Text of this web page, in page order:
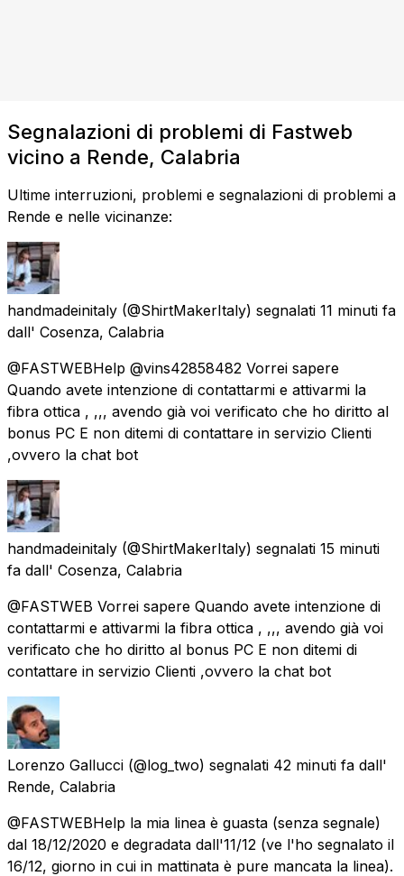
Segnalazioni di problemi di Fastweb
vicino a Rende, Calabria
Ultime interruzioni, problemi e segnalazioni di problemi a
Rende e nelle vicinanze:
handmadeinitaly (@ShirtMakerItaly) segnalati 11 minuti fa
dall' Cosenza, Calabria
@FASTWEBHelp @vins42858482 Vorrei sapere
Quando avete intenzione di contattarmi e attivarmi la
fibra ottica , ,,, avendo già voi verificato che ho diritto al
bonus PC E non ditemi di contattare in servizio Clienti
,ovvero la chat bot
handmadeinitaly (@ShirtMakerItaly) segnalati 15 minuti
fa dall' Cosenza, Calabria
@FASTWEB Vorrei sapere Quando avete intenzione di
contattarmi e attivarmi la fibra ottica , ,,, avendo già voi
verificato che ho diritto al bonus PC E non ditemi di
contattare in servizio Clienti ,ovvero la chat bot
Lorenzo Gallucci (@log_two) segnalati 42 minuti fa dall'
Rende, Calabria
@FASTWEBHelp la mia linea è guasta (senza segnale)
dal 18/12/2020 e degradata dall'11/12 (ve l'ho segnalato il
16/12, giorno in cui in mattinata è pure mancata la linea).